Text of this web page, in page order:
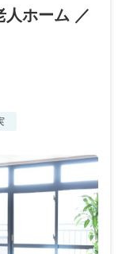
人ホーム ／